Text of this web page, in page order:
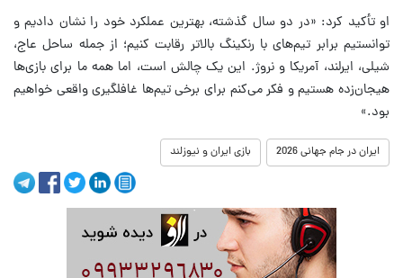
او تأکید کرد: «در دو سال گذشته، بهترین عملکرد خود را نشان دادیم و
توانستیم برابر تیم‌های با رنکینگ بالاتر رقابت کنیم؛ از جمله ساحل عاج،
شیلی، ایرلند، آمریکا و نروژ. این یک چالش است، اما همه ما برای بازی‌ها
هیجان‌زده هستیم و فکر می‌کنم برای برخی تیم‌ها غافلگیری واقعی خواهیم
بود.»
ایران در جام جهانی 2026 بازی ایران و نیوزلند